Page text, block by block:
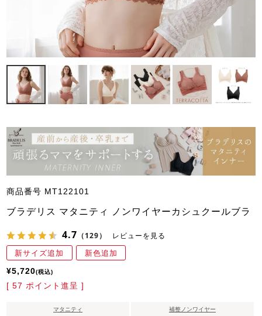
商品番号 MT122101
ブラデリス マタニティ ノンワイヤーカシュクールブラ
4.7 （129） レビューを見る
新サイズ追加 新色追加
¥5,720 税込
[ 57 ポイント進呈 ]
マタニティ 補整ノンワイヤー